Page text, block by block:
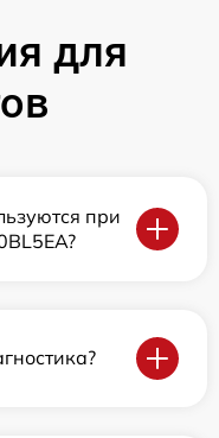
для
при